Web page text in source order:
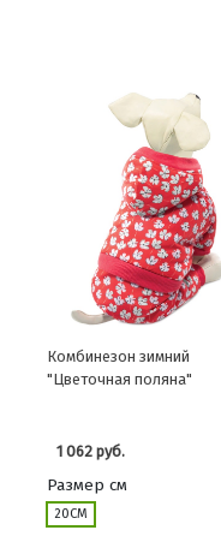
Комбинезон зимний
"Цветочная поляна"
1 062 руб.
Размер см
20СМ